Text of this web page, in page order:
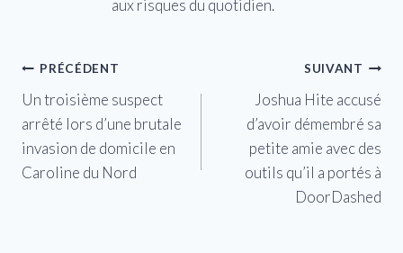
aux risques du quotidien.
Navigation
de
l’article
PRÉCÉDENT
Un troisième suspect
arrêté lors d’une brutale
invasion de domicile en
Caroline du Nord
SUIVANT
Joshua Hite accusé
d’avoir démembré sa
petite amie avec des
outils qu’il a portés à
DoorDashed